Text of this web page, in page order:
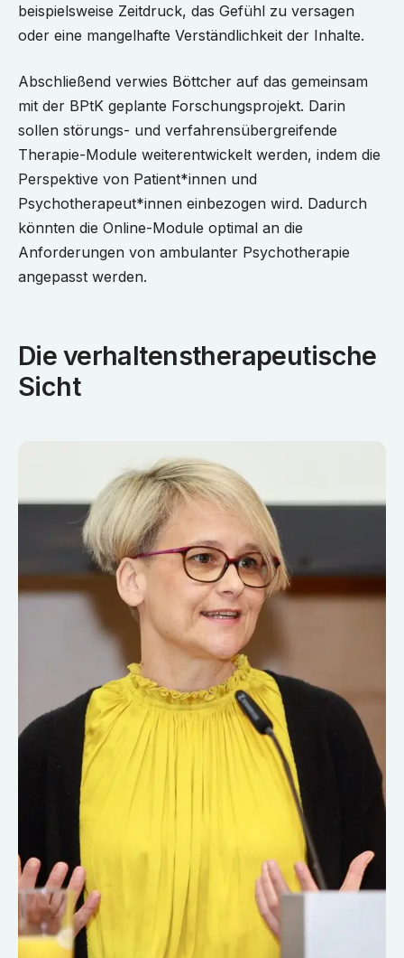
beispielsweise Zeitdruck, das Gefühl zu versagen
oder eine mangelhafte Verständlichkeit der Inhalte.
Abschließend verwies Böttcher auf das gemeinsam
mit der BPtK geplante Forschungsprojekt. Darin
sollen störungs- und verfahrensübergreifende
Therapie-Module weiterentwickelt werden, indem die
Perspektive von Patient*innen und
Psychotherapeut*innen einbezogen wird. Dadurch
könnten die Online-Module optimal an die
Anforderungen von ambulanter Psychotherapie
angepasst werden.
Die verhaltenstherapeutische
Sicht